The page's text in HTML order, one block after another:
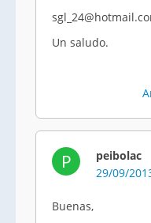
Un saludo.
P
peibolac
29/09/
Buenas,